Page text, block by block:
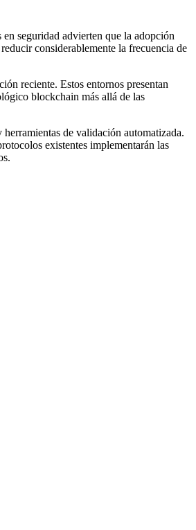
seguridad advierten que la adopción
considerablemente la frecuencia de
reciente. Estos entornos presentan
blockchain más allá de las
de validación automatizada.
existentes implementarán las